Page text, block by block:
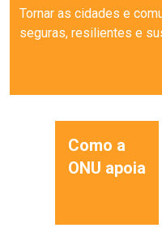
Tornar as cidades e
seguras, resilientes e
Como a
ONU apoia